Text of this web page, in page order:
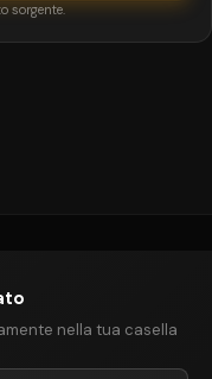
sorgente.
nella tua casella